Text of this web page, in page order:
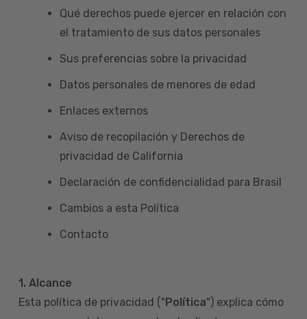
Qué derechos puede ejercer en relación con
el tratamiento de sus datos personales
Sus preferencias sobre la privacidad
Datos personales de menores de edad
Enlaces externos
Aviso de recopilación y Derechos de
privacidad de California
Declaración de confidencialidad para Brasil
Cambios a esta Política
Contacto
1. Alcance
Esta política de privacidad ("Política") explica cómo